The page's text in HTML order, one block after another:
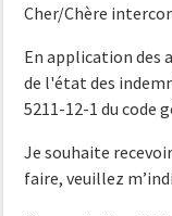
Cher/Chère
En application des
de l'état des
5211-12-1 du code
Je souhaite
faire, veuillez